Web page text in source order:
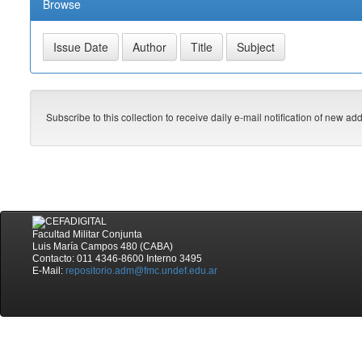
Browse
Subscribe to this collection to receive daily e-mail notification of new
Facultad Militar Conjunta
Luis María Campos 480 (CABA)
Contacto: 011 4346-8600 Interno 3495
E-Mail: repositorio.adm@fmc.undef.edu.ar